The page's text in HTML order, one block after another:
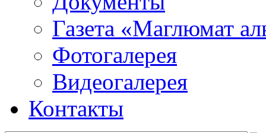
Газета «Маглюмат
Фотогалерея
Видеогалерея
Контакты